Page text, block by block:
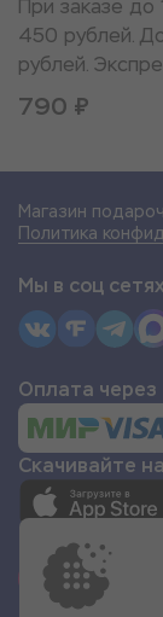
При заказе
450 рублей.
рублей.
790 ₽
Магазин
Политика
Мы в соц
Оплата через
Скачивайте